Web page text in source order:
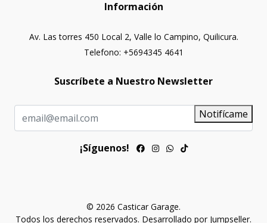
Información
Av. Las torres 450 Local 2, Valle lo Campino, Quilicura.
Telefono: +5694345 4641
Suscríbete a Nuestro Newsletter
Notifícame
¡Síguenos!
© 2026 Casticar Garage.
Todos los derechos reservados. Desarrollado por Jumpseller.